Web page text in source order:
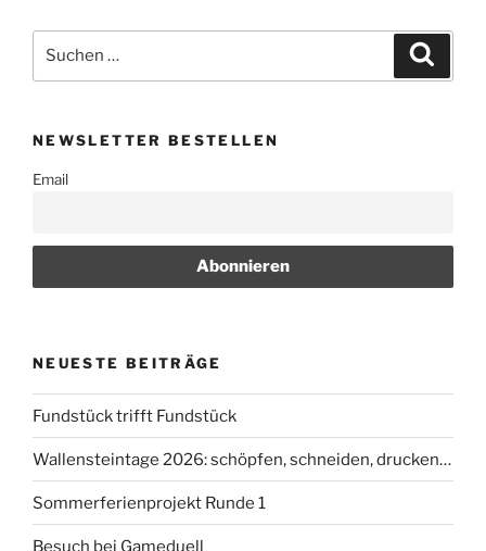
nach:
NEWSLETTER BESTELLEN
Email
NEUESTE BEITRÄGE
Fundstück trifft Fundstück
Wallensteintage 2026: schöpfen, schneiden, drucken…
Sommerferienprojekt Runde 1
Besuch bei Gameduell